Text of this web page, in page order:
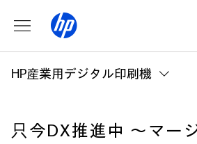
HP産業用デジタル印刷機
只今DX推進中 ～マー